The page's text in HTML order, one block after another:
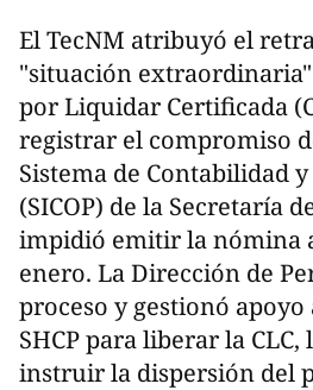
El TecNM atribuyó el
"situación
por Liquidar Certificada
registrar el compromiso
Sistema de Contabilidad
(SICOP) de la Secretaría
impidió emitir la nómina
enero. La Dirección de
proceso y gestionó apoyo
SHCP para liberar la
instruir la dispersión del